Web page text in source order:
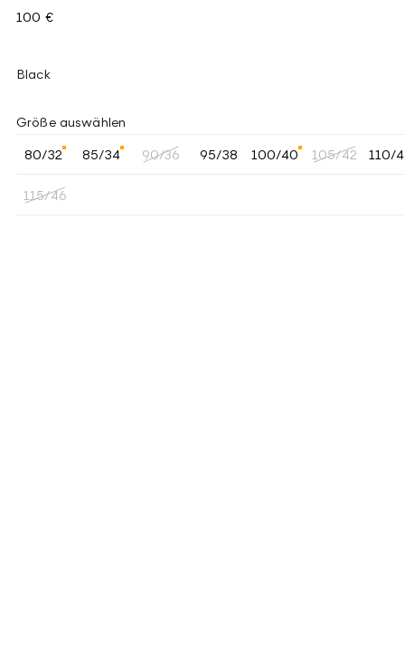
100 €
Black
Größe auswählen
80/32 85/34 90/36 95/38 100/40 105/42 110/
115/46